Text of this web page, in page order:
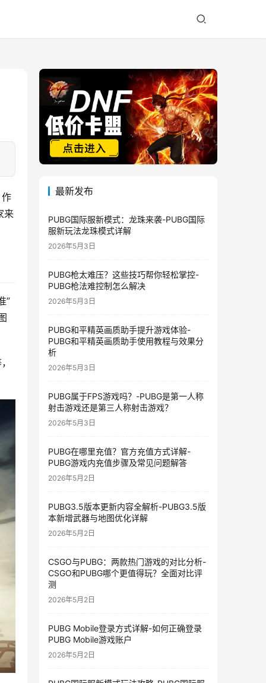
来
”
最新发布
PUBG国际服新模式：龙珠来袭-PUBG国际
服新玩法龙珠模式详解
2026年5月3日
PUBG枪太难压？这些技巧帮你轻松掌控-
PUBG枪法难控制怎么解决
2026年5月3日
PUBG和平精英画质助手提升游戏体验-
PUBG和平精英画质助手使用教程与效果分
析
2026年5月3日
PUBG属于FPS游戏吗？-PUBG是第一人称
射击游戏还是第三人称射击游戏？
2026年5月3日
PUBG在哪里充值？官方充值方式详解-
PUBG游戏内充值步骤及常见问题解答
2026年5月2日
PUBG3.5版本更新内容全解析-PUBG3.5版
本新增武器与地图优化详解
2026年5月2日
CSGO与PUBG：两款热门游戏的对比分析-
CSGO和PUBG哪个更值得玩？全面对比评
测
2026年5月2日
PUBG Mobile登录方式详解-如何正确登录
PUBG Mobile游戏账户
2026年5月2日